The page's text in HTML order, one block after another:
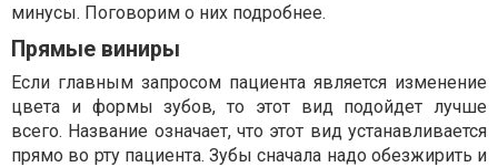
минусы. Поговорим о них подробнее.
Прямые виниры
Если главным запросом пациента является изменение
цвета и формы зубов, то этот вид подойдет лучше
всего. Название означает, что этот вид устанавливается
прямо во рту пациента. Зубы сначала надо обезжирить и